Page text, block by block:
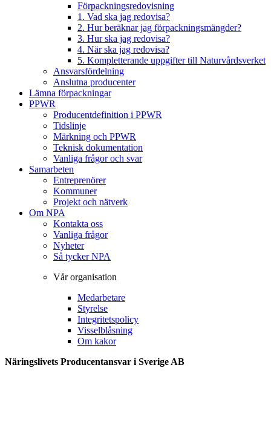
Förpackningsredovisning
1. Vad ska jag redovisa?
2. Hur beräknar jag förpackningsmängder?
3. Hur ska jag redovisa?
4. När ska jag redovisa?
5. Kompletterande uppgifter till Naturvårdsverket
Ansvarsfördelning
Anslutna producenter
Lämna förpackningar
PPWR
Producentdefinition i PPWR
Tidslinje
Märkning och PPWR
Teknisk dokumentation
Vanliga frågor och svar
Samarbeten
Entreprenörer
Kommuner
Projekt och nätverk
Om NPA
Kontakta oss
Vanliga frågor
Nyheter
Så tycker NPA
Vår organisation
Medarbetare
Styrelse
Integritetspolicy
Visselblåsning
Om kakor
Näringslivets Producentansvar i Sverige AB